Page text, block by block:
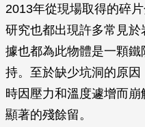
2013年從現場取得的碎
研究也都出現許多常見
據也都為此物體是一顆
持。至於缺少坑洞的原
時因壓力和溫度遽增而
顯著的殘餘留。